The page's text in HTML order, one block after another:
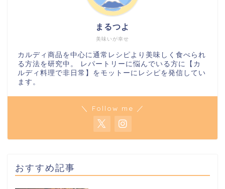
美味いが幸せ
まるつよ
カルディ商品を中心に通常レシピより美味しく食べられ
る方法を研究中。 レパートリーに悩んでいる方に【カ
ルディ料理で非日常】をモットーにレシピを発信してい
ます。
＼ Follow me ／
おすすめ記事